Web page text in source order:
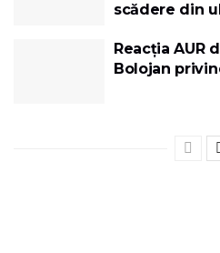
scădere din
Reacția AUR
Bolojan